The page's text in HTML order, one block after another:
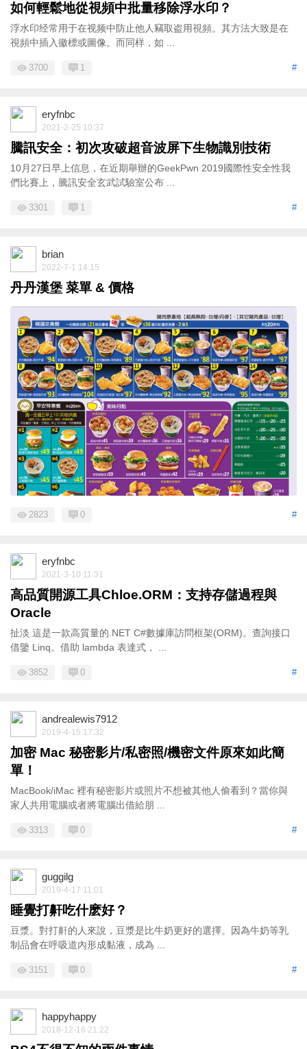
如何輕鬆地從視頻中批量移除浮水印？
浮水印经常用于在视频中防止他人竊取盗用視頻。其方法大致是在
視頻中插入徽標或圖像。而同样，如 ...
#
3700 1
eryfnbc
2021-2-25 10:37
騰訊安全：初次攻破超音波屏下生物識別技術
10月27日早上信息，在近期舉辦的GeekPwn 2019國際性安全性我
們比賽上，騰訊安全玄武試驗室公布 ...
#
3301 1
brian
2022-7-1 14:15
丹丹漢堡 菜單 & 價格
#
2823 0
eryfnbc
2021-3-10 11:31
高品質開源工具Chloe.ORM：支持存儲過程與
Oracle
扯淡 這是一款高質量的.NET C#數據庫訪問框架(ORM)。查詢接口
借鑒 Linq。借助 lambda 表達式， ...
#
3852 0
andrealewis7912
2019-4-15 17:32
加密 Mac 秘密影片/私密照/機密文件原來如此簡
單！
MacBook/iMac 裡有秘密影片或照片不想被其他人偷看到？當你與
家人共用電腦或者將電腦出借給朋 ...
#
3313 0
guggilg
2019-4-17 11:01
睡覺打鼾吃什麽好？
豆漿。對打鼾的人來說，豆漿是比牛奶更好的選擇。因為牛奶等乳
制品會在呼吸道內形成黏液，成為 ...
#
3151 0
happyhappy
2018-12-16 21:22